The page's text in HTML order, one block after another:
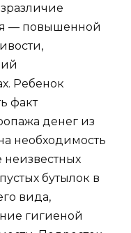
— повышенной
Ребенок
факт
денег из
необходимость
неизвестных
бутылок в
вида,
гигиеной